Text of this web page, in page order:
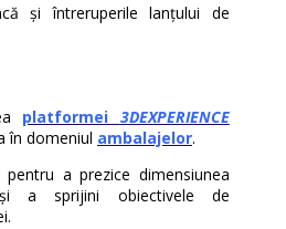
și întreruperile lanțului de
platformei 3DEXPERIENCE
în domeniul ambalajelor.
a prezice dimensiunea
a sprijini obiectivele de